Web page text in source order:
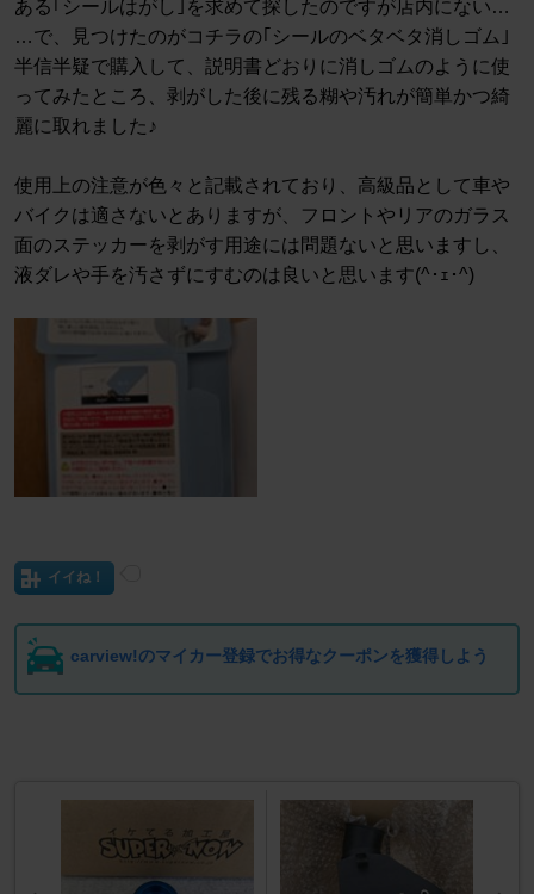
ある｢シールはがし｣を求めて探したのですが店内にない…
…で、見つけたのがコチラの｢シールのベタベタ消しゴム｣
半信半疑で購入して、説明書どおりに消しゴムのように使
ってみたところ、剥がした後に残る糊や汚れが簡単かつ綺
麗に取れました♪
使用上の注意が色々と記載されており、高級品として車や
バイクは適さないとありますが、フロントやリアのガラス
面のステッカーを剥がす用途には問題ないと思いますし、
液ダレや手を汚さずにすむのは良いと思います(^･ｪ･^)
イイね！
carview!のマイカー登録でお得なクーポンを獲得しよう